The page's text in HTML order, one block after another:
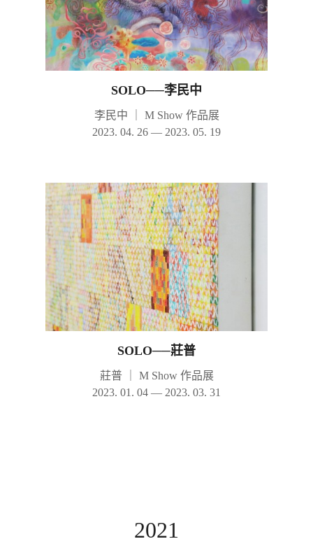
SOLO──李民中
李民中
M Show 作品展
2023. 04. 26 — 2023. 05. 19
SOLO──莊普
莊普
M Show 作品展
2023. 01. 04 — 2023. 03. 31
2021